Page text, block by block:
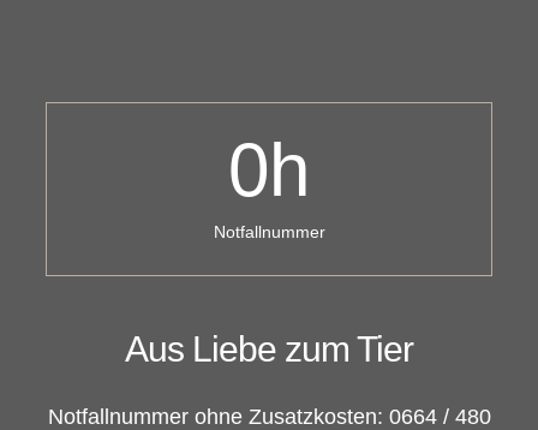
0h
Notfallnummer
Aus Liebe zum Tier
Notfallnummer ohne Zusatzkosten: 0664 / 480